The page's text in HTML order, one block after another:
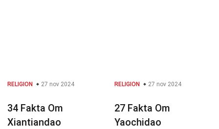
RELIGION 27 nov 2024
34 Fakta Om
Xiantiandao
RELIGION 27 nov 2024
27 Fakta Om
Yaochidao